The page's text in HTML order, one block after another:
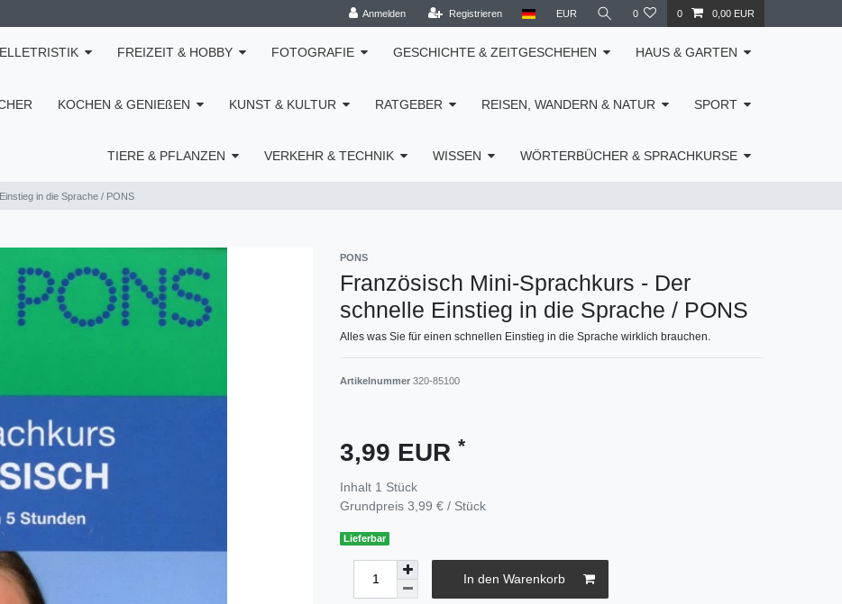
Anmelden Registrieren EUR 0 0 0,00 EUR
FREIZEIT & HOBBY FOTOGRAFIE GESCHICHTE & ZEITGESCHEHEN HAUS & GARTEN
KOCHEN & GENIEßEN KUNST & KULTUR RATGEBER REISEN, WANDERN & NATUR SPORT
TIERE & PFLANZEN VERKEHR & TECHNIK WISSEN WÖRTERBÜCHER & SPRACHKURSE
in die Sprache / PONS
PONS
Französisch Mini-Sprachkurs - Der
schnelle Einstieg in die Sprache / PONS
Alles was Sie für einen schnellen Einstieg in die Sprache wirklich brauchen.
Artikelnummer 320-85100
3,99 EUR *
Inhalt 1 Stück
Grundpreis 3,99 € / Stück
Lieferbar
In den Warenkorb